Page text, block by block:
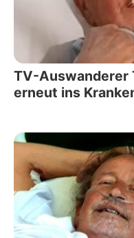
TV-Auswanderer
erneut ins